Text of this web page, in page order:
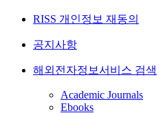
RISS 개인정보 재동의
공지사항
해외전자정보서비스 검색
Academic Journals
Ebooks